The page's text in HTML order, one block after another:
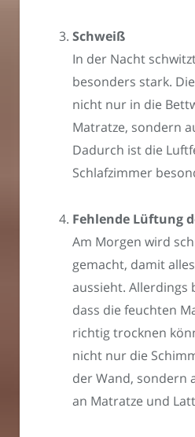
Schweiß
In der Nacht
besonders stark.
nicht nur in die
Matratze, sondern
Dadurch ist die
Schlafzimmer
Fehlende Lüftung
Am Morgen wird
gemacht, damit
aussieht. Allerdings
dass die feuchten
richtig trocknen
nicht nur die
der Wand, sondern
an Matratze und